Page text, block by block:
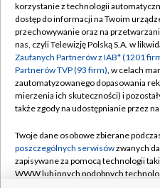
Abonament TVP
Emisja w TVP
Centrum informacji TVP
Naziemna Telewizja
Rada Programowa
System NOS
Polityka
korzystanie z technologii
dostęp do informacji na Twoim
przechowywanie oraz na
nas, czyli Telewizję Polską S.A. w
Zaufanych Partnerów z IAB* (1201
Partnerów TVP (93 firm), w celach
zautomatyzowanego dopasowania
mierzenia ich skuteczności) i
także zgody na udostępnianie przez
Twoje dane osobowe zbierane
poszczególnych serwisówzwanych
zapisywane za pomocą technologii
WWW lub innych podobnych